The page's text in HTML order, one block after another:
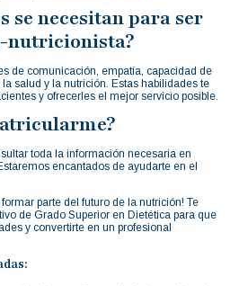
se necesitan para ser
nutricionista?
de comunicación, empatía, capacidad de
salud y la nutrición. Estas habilidades te
y ofrecerles el mejor servicio posible.
toda la información necesaria en
encantados de ayudarte en el
parte del futuro de la nutrición! Te
de Grado Superior en Dietética para que
y convertirte en un profesional